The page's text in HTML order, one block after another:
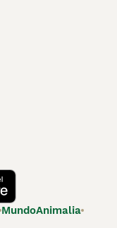
MundoAnimalia